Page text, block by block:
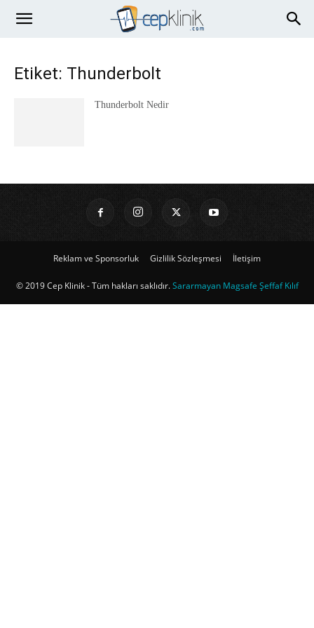
Etiket: Thunderbolt
Thunderbolt Nedir
Reklam ve Sponsorluk Gizlilik Sözleşmesi İletişim
© 2019 Cep Klinik - Tüm hakları saklıdır.Sararmayan Magsafe Şeffaf Kılıf